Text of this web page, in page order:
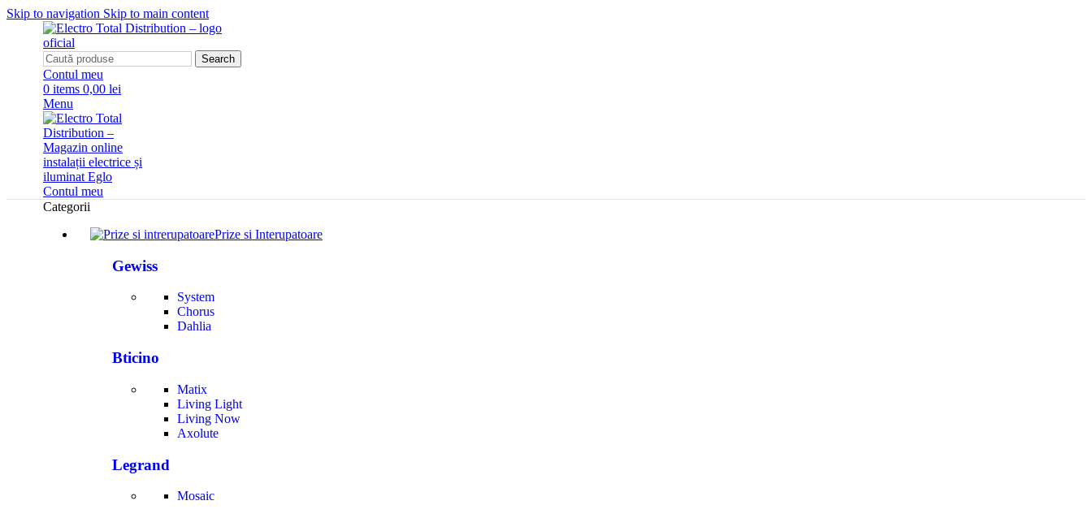
Skip to navigation Skip to main content
Search
Contul meu
0 items 0,00 lei
Menu
Contul meu
Categorii
Prize si Interupatoare
Gewiss
System
Chorus
Dahlia
Bticino
Matix
Living Light
Living Now
Axolute
Legrand
Mosaic